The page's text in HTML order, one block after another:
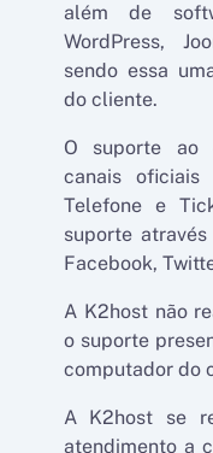
além de
WordPress,
sendo essa
do cliente.
O suporte ao
canais oficiais
Telefone e
suporte
Facebook,
A K2host não
o suporte
computador do
A K2host se
atendimento a